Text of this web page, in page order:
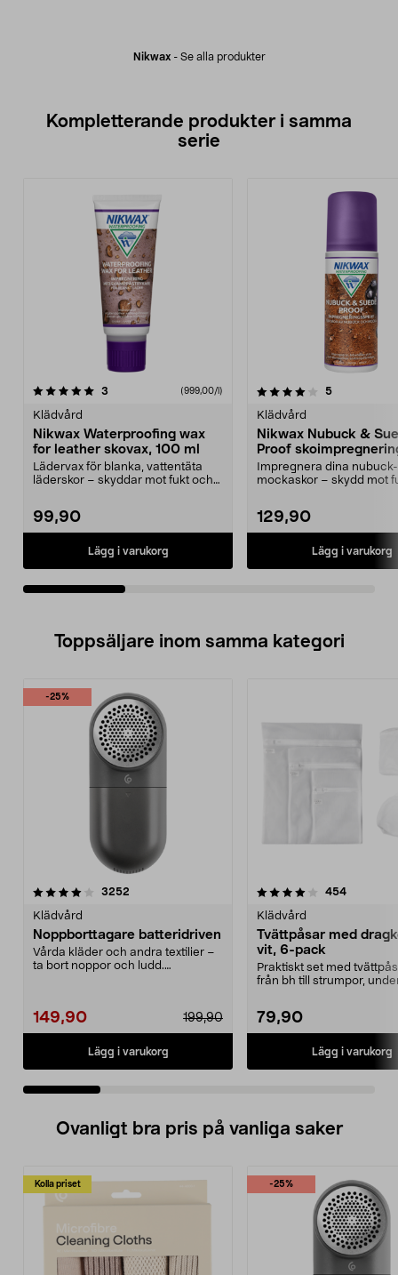
Nikwax- Se alla produkter
Kompletterande produkter i samma
serie
3 (999,00/l)
Klädvård
Nikwax Waterproofing wax
for leather skovax, 100 ml
Lädervax för blanka, vattentäta
läderskor – skyddar mot fukt och
99,90
Lägg i varukorg
4.0av 5 stjärnor 5recensioner
Klädvård
Nikwax Nubuck &
Proof
ml
Impregnera dina
mockaskor – skydd mot
129,90
Lägg i varukorg
0.0 av 5 stjärnor
Toppsäljare inom samma kategori
-25%
3252
Klädvård
Noppborttagare batteridriven
Vårda kläder och andra textilier –
ta bort noppor och ludd.
149,90 199,90
Lägg i varukorg
4.0 av 5 stjärnor 454
Klädvård
Tvättpåsar med
vit, 6-pack
Praktiskt set med
från bh till strumpor,
79,90
Lägg i varukorg
4.5 av 5 stjärnor
Ovanligt bra pris på vanliga saker
Kolla priset -25%